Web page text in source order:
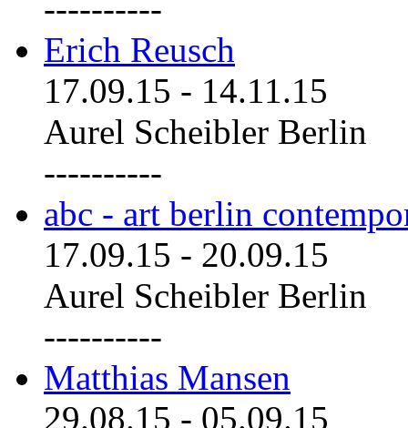
----------
Erich Reusch
17.09.15 - 14.11.15
Aurel Scheibler Berlin
----------
abc - art berlin
17.09.15 - 20.09.15
Aurel Scheibler Berlin
----------
Matthias Mansen
29.08.15 - 05.09.15